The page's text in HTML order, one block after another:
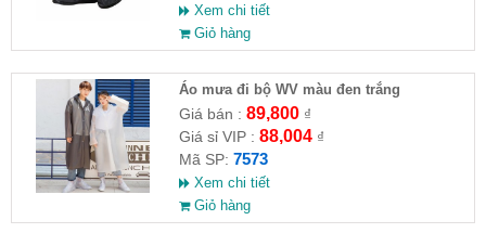
Xem chi tiết
Giỏ hàng
Áo mưa đi bộ WV màu đen trắng
Giá bán : 89,800₫
Giá sỉ VIP : 88,004₫
Mã SP: 7573
Xem chi tiết
Giỏ hàng